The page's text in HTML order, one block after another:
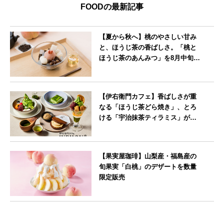
FOODの最新記事
【夏から秋へ】桃のやさしい甘み
と、ほうじ茶の香ばしさ。「桃と
ほうじ茶のあんみつ」を8月中旬よ
【伊右衛門カフェ】香ばしさが重
なる「ほうじ茶どら焼き」、とろ
ける「宇治抹茶ティラミス」が新
【果実屋珈琲】山梨産・福島産の
旬果実「白桃」のデザートを数量
限定販売